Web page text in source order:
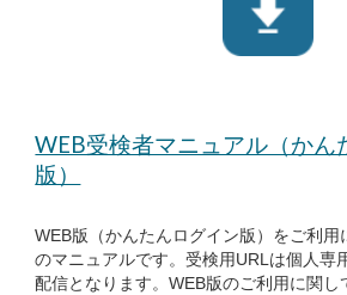
WEB受検者マニュアル（かん
版）
WEB版（かんたんログイン版）をご利用
のマニュアルです。受検用URLは個人専
配信となります。WEB版のご利用に関し